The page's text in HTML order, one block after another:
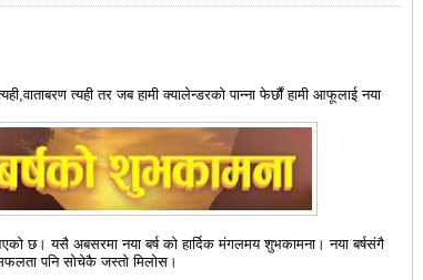
त्यही तर जब हामी क्यालेन्डरको पान्ना फेर्छौं हामी आफूलाई नया
छ। यसै अबसरमा नया बर्ष को हार्दिक मंगलमय शुभकामना। नया बर्षसंगै
पनि सोचेकै जस्तो मिलोस।